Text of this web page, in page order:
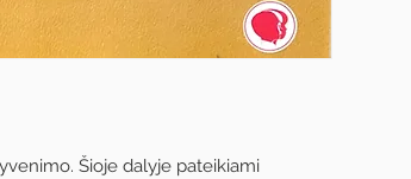
Šioje dalyje pateikiami